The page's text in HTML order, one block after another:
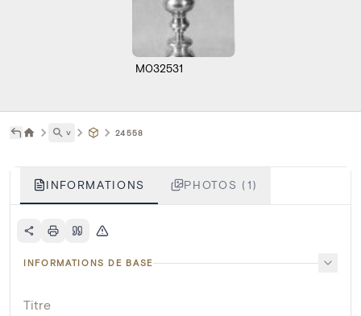
M032531
˅ 24558
INFORMATIONS PHOTOS (1)
INFORMATIONS DE BASE
Titre